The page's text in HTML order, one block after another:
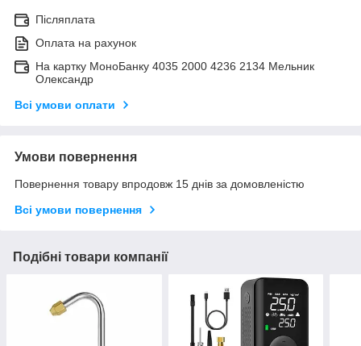
Післяплата
Оплата на рахунок
На картку МоноБанку 4035 2000 4236 2134 Мельник
Олександр
Всі умови оплати
Умови повернення
Повернення товару впродовж 15 днів за домовленістю
Всі умови повернення
Подібні товари компанії